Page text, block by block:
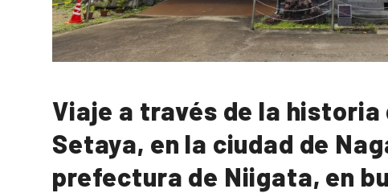
Viaje a través de la
Setaya, en la ciudad de
prefectura de Niigata, en